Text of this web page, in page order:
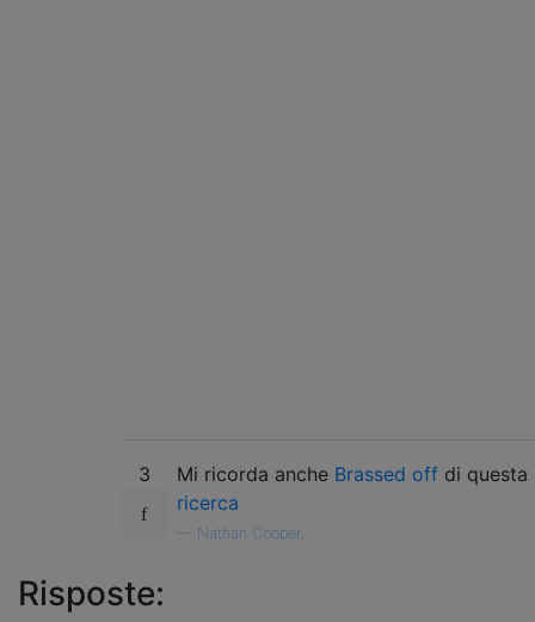
3 Mi ricorda anche Brassed off di questa
ricerca
Nathan Cooper,
Risposte: